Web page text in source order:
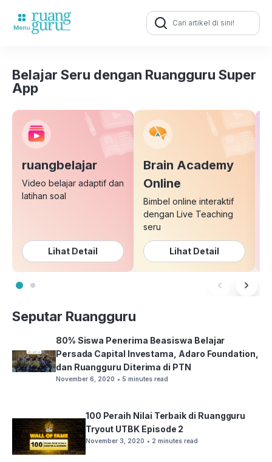
Search
for:
Belajar Seru dengan Ruangguru Super
App
ruangbelajar
Video belajar adaptif dan
latihan soal
Lihat Detail
Brain Academy
Online
Bimbel online interaktif
dengan Live Teaching
seru
Lihat Detail
Seputar Ruangguru
80% Siswa Penerima Beasiswa Belajar
Persada Capital Investama, Adaro Foundation,
dan Ruangguru Diterima di PTN
November 6, 2020 • 5 minutes read
100 Peraih Nilai Terbaik di Ruangguru
Tryout UTBK Episode 2
November 3, 2020 • 2 minutes read